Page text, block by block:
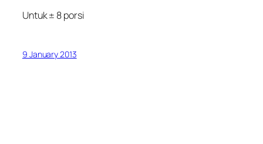
Untuk ± 8 porsi
9 January 2013